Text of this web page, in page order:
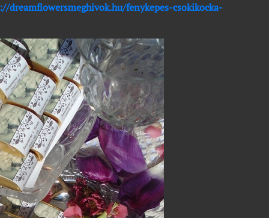
dreamflowersmeghivok.hu/fenykepes-csokikocka-